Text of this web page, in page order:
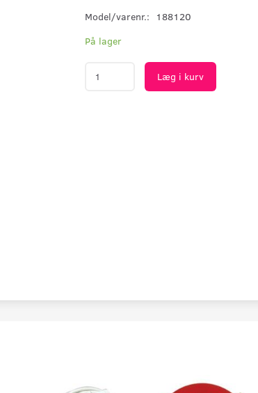
Model/varenr.:
188120
På lager
Læg i kurv